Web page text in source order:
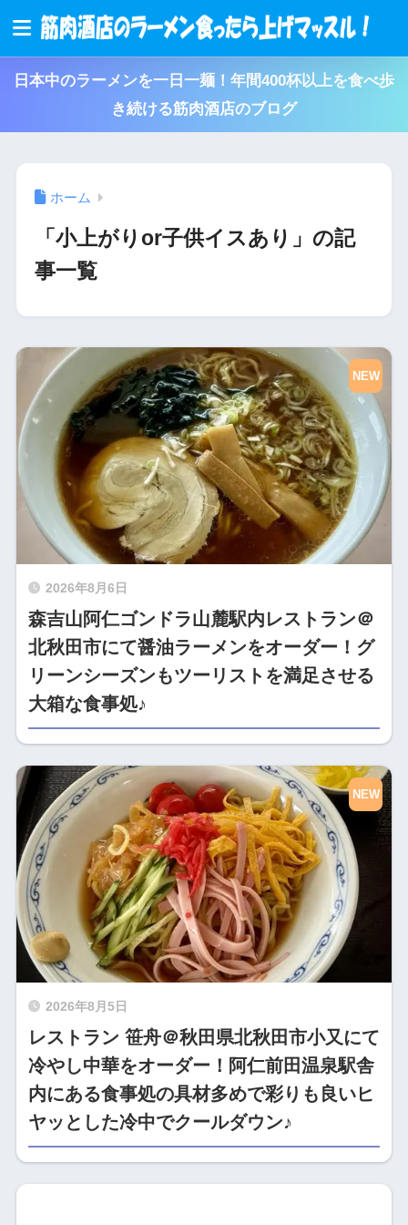
日本中のラーメンを一日一麺！年間400杯以上を食べ歩
き続ける筋肉酒店のブログ
ホーム
「小上がりor子供イスあり」の記
事一覧
2026年8月6日
森吉山阿仁ゴンドラ山麓駅内レストラン＠
北秋田市にて醤油ラーメンをオーダー！グ
リーンシーズンもツーリストを満足させる
大箱な食事処♪
NEW
2026年8月5日
レストラン 笹舟＠秋田県北秋田市小又にて
冷やし中華をオーダー！阿仁前田温泉駅舎
内にある食事処の具材多めで彩りも良いヒ
ヤッとした冷中でクールダウン♪
NEW